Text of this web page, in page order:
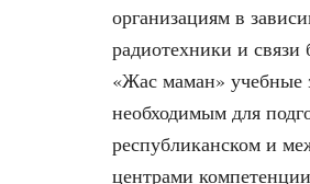
организациям в
радиотехники и
«Жас маман» учебные
необходимым для
республиканском и
центрами